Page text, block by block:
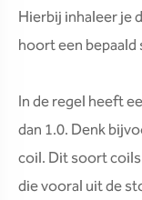
Hierbij inhaleer je
hoort een
In de regel heeft
dan 1.0. Denk
coil. Dit soort
die vooral uit de